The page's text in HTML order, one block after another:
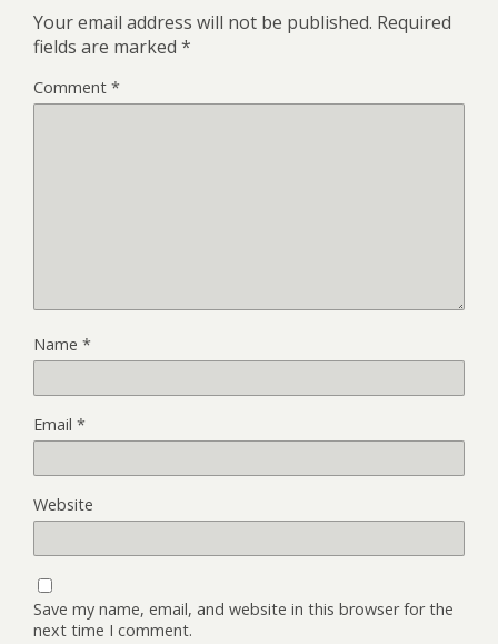
Your email address will not be published. Required
fields are marked *
Comment *
Name *
Email *
Website
Save my name, email, and website in this browser for the
next time I comment.